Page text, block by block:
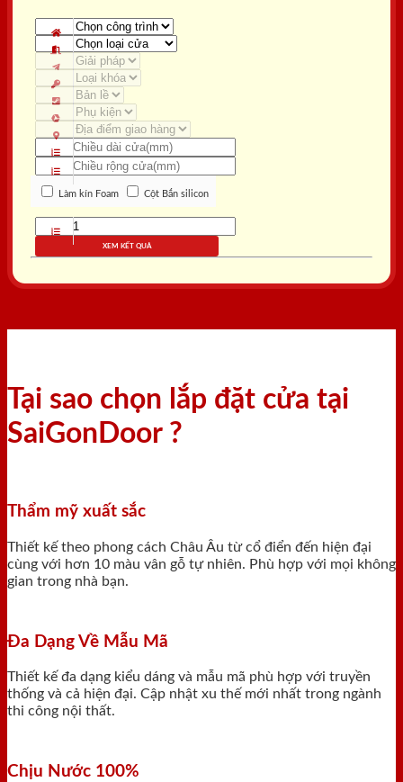
Làm kín Foam Cột Bắn silicon
XEM KẾT QUẢ
Tại sao chọn lắp đặt cửa tại
SaiGonDoor ?
Thẩm mỹ xuất sắc
Thiết kế theo phong cách Châu Âu từ cổ điển đến hiện đại
cùng với hơn 10 màu vân gỗ tự nhiên. Phù hợp với mọi không
gian trong nhà bạn.
Đa Dạng Về Mẫu Mã
Thiết kế đa dạng kiểu dáng và mẫu mã phù hợp với truyền
thống và cả hiện đại. Cập nhật xu thế mới nhất trong ngành
thi công nội thất.
Chịu Nước 100%